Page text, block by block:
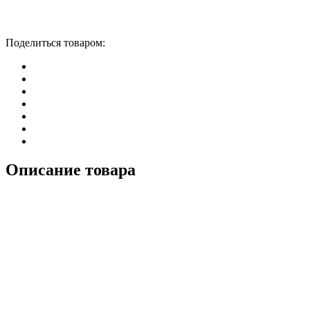
Поделиться товаром:
Описание товара